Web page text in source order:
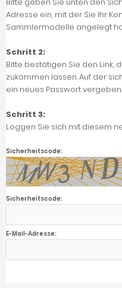
Adresse ein, mit der Sie Ihr
Sammlermodelle angelegt
Schritt 2:
Bitte bestätigen Sie den Link,
zukommen lassen. Auf der
ein neues Passwort vergeben.
Schritt 3:
Loggen Sie sich mit diesem
Sicherheitscode:
Sicherheitscode:
E-Mail-Adresse: